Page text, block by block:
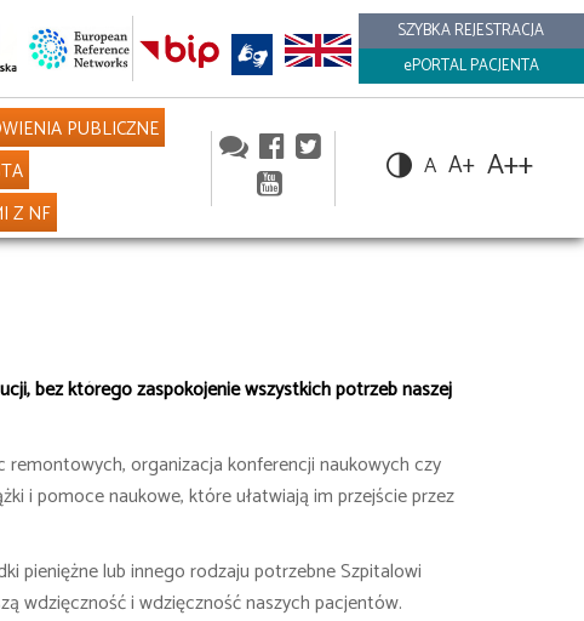
SZYBKA REJESTRACJA
ePORTAL PACJENTA
PUBLICZNE
Z NF
A A+ A++
bez którego zaspokojenie wszystkich potrzeb naszej
organizacja konferencji naukowych czy
i pomoce naukowe, które ułatwiają im przejście przez
pieniężne lub innego rodzaju potrzebne Szpitalowi
wdzięczność i wdzięczność naszych pacjentów.